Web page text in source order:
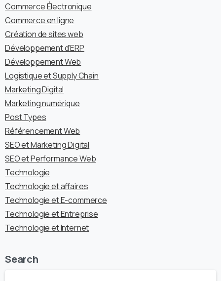
Commerce Électronique
Commerce en ligne
Création de sites web
Développement d'ERP
Développement Web
Logistique et Supply Chain
Marketing Digital
Marketing numérique
Post Types
Référencement Web
SEO et Marketing Digital
SEO et Performance Web
Technologie
Technologie et affaires
Technologie et E-commerce
Technologie et Entreprise
Technologie et Internet
Search